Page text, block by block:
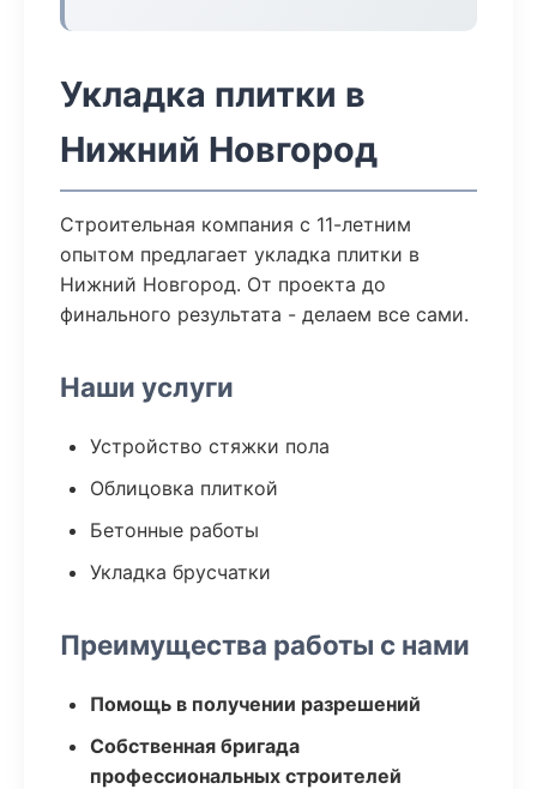
Укладка плитки в
Нижний Новгород
Строительная компания с 11-летним
опытом предлагает укладка плитки в
Нижний Новгород. От проекта до
финального результата - делаем все сами.
Наши услуги
Устройство стяжки пола
Облицовка плиткой
Бетонные работы
Укладка брусчатки
Преимущества работы с нами
Помощь в получении разрешений
Собственная бригада
профессиональных строителей